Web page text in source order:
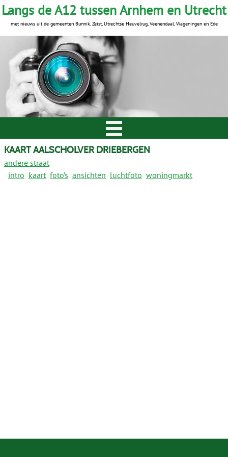
KAART AALSCHOLVER DRIEBERGEN
andere straat
intro kaart foto’s ansichten luchtfoto woningmarkt
Langs de A12 tussen Arnhem en Utrecht
met nieuws uit de gemeenten Bunnik, Zeist, Utrechtse Heuvelrug, Veenendaal, Wageningen en Ede